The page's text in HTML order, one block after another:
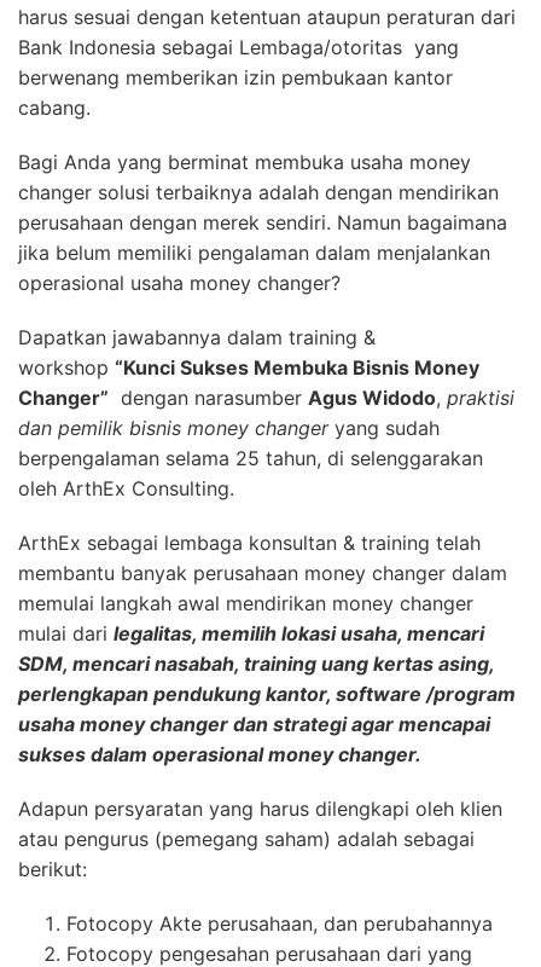
harus sesuai dengan ketentuan ataupun peraturan dari
Bank Indonesia sebagai Lembaga/otoritas yang
berwenang memberikan izin pembukaan kantor
cabang.
Bagi Anda yang berminat membuka usaha money
changer solusi terbaiknya adalah dengan mendirikan
perusahaan dengan merek sendiri. Namun bagaimana
jika belum memiliki pengalaman dalam menjalankan
operasional usaha money changer?
Dapatkan jawabannya dalam training &
workshop “Kunci Sukses Membuka Bisnis Money
Changer” dengan narasumber Agus Widodo, praktisi
dan pemilik bisnis money changeryang sudah
berpengalaman selama 25 tahun, di selenggarakan
oleh ArthEx Consulting.
ArthEx sebagai lembaga konsultan & training telah
membantu banyak perusahaan money changer dalam
memulai langkah awal mendirikan money changer
mulai dari legalitas, memilih lokasi usaha, mencari
SDM, mencari nasabah, training uang kertas asing,
perlengkapan pendukung kantor, software /program
usaha money changer dan strategi agar mencapai
sukses dalam operasional money changer.
Adapun persyaratan yang harus dilengkapi oleh klien
atau pengurus (pemegang saham) adalah sebagai
berikut:
Fotocopy Akte perusahaan, dan perubahannya
Fotocopy pengesahan perusahaan dari yang